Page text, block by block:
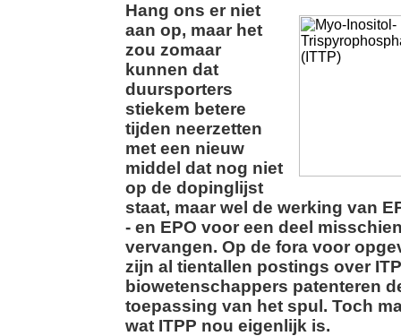
Hang ons er niet
aan op, maar het
zou zomaar
kunnen dat
duursporters
stiekem betere
tijden neerzetten
met een nieuw
middel dat nog niet
op de dopinglijst
staat, maar wel de werking van
- en EPO voor een deel
vervangen. Op de fora voor
zijn al tientallen postings over
biowetenschappers patenteren
toepassing van het spul. Toch
wat ITPP nou eigenlijk is.